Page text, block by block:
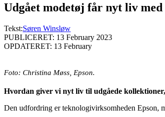
Udgået modetøj får nyt liv
Tekst:Søren Winsløw
PUBLICERET: 13 February 2023
OPDATERET: 13 February
Foto: Christina Møss, Epson.
Hvordan giver vi nyt liv til udgåede
Den udfordring er teknologivirksomheden Epson,